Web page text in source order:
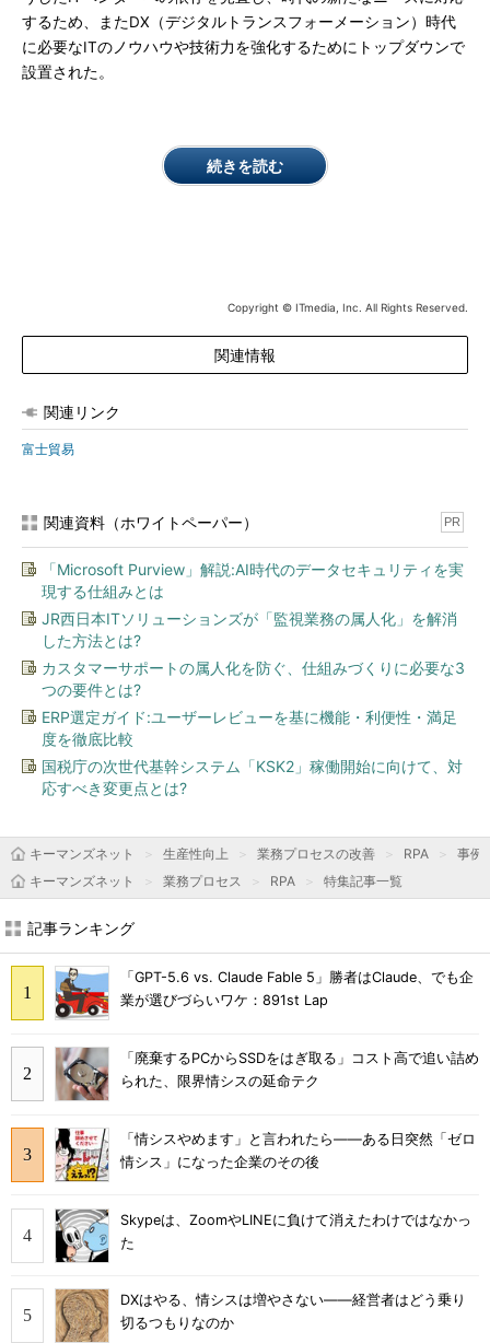
するため、またDX（デジタルトランスフォーメーション）時代
に必要なITのノウハウや技術力を強化するためにトップダウンで
設置された。
続きを読む
Copyright © ITmedia, Inc. All Rights Reserved.
関連情報
関連リンク
富士貿易
関連資料（ホワイトペーパー） PR
「Microsoft Purview」解説:AI時代のデータセキュリティを実
現する仕組みとは
JR西日本ITソリューションズが「監視業務の属人化」を解消
した方法とは?
カスタマーサポートの属人化を防ぐ、仕組みづくりに必要な3
つの要件とは?
ERP選定ガイド:ユーザーレビューを基に機能・利便性・満足
度を徹底比較
国税庁の次世代基幹システム「KSK2」稼働開始に向けて、対
応すべき変更点とは?
キーマンズネット 生産性向上 業務プロセスの改善 RPA
事例
キーマンズネット
業務プロセス RPA 特集記事一覧
記事ランキング
「GPT-5.6 vs. Claude Fable 5」勝者はClaude、でも企
業が選びづらいワケ：891st Lap
「廃棄するPCからSSDをはぎ取る」コスト高で追い詰め
られた、限界情シスの延命テク
「情シスやめます」と言われたら――ある日突然「ゼロ
情シス」になった企業のその後
Skypeは、ZoomやLINEに負けて消えたわけではなかっ
た
DXはやる、情シスは増やさない――経営者はどう乗り
切るつもりなのか